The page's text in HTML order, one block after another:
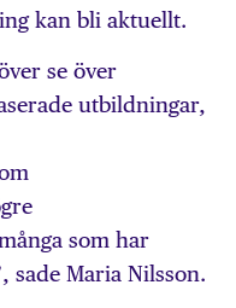
kan bli aktuellt.
se över
utbildningar,
som har
sade Maria Nilsson.